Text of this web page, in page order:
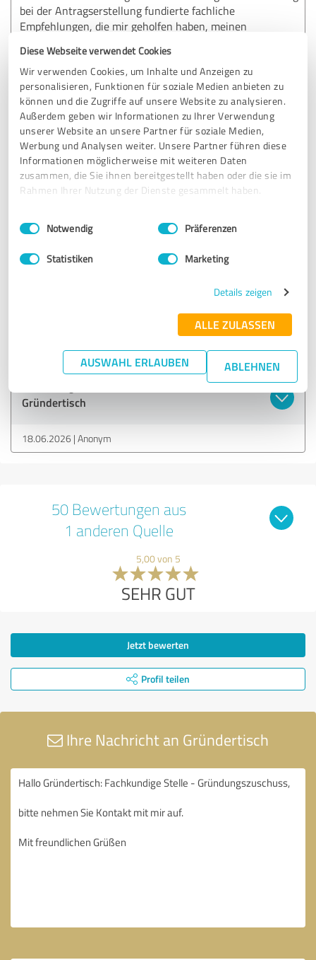
Diese Webseite verwendet Cookies
Wir verwenden Cookies, um Inhalte und Anzeigen zu
personalisieren, Funktionen für soziale Medien anbieten zu
können und die Zugriffe auf unsere Website zu analysieren.
Außerdem geben wir Informationen zu Ihrer Verwendung
unserer Website an unsere Partner für soziale Medien,
Werbung und Analysen weiter. Unsere Partner führen diese
Informationen möglicherweise mit weiteren Daten
zusammen, die Sie ihnen bereitgestellt haben oder die sie im
Rahmen Ihrer Nutzung der Dienste gesammelt haben.
Impressum Datenschutzbestimmungen
Einwilligungsauswahl
Notwendig Präferenzen
Statistiken Marketing
Details zeigen
ALLE ZULASSEN
AUSWAHL ERLAUBEN ABLEHNEN
bei der Antragserstellung fundierte fachliche
Empfehlungen, die mir geholfen haben, meinen
lösungsorientierter Ansprechpartner, der auch in
stressigen Momenten zuverlässig war
Ich kann die Zusammenarbeit uneingeschränkt
weiterempfehlen und würde mich jederzeit wieder an
dieses Expertenteam wenden. Vielen Dank für die wertvolle
Unterstützung!
Erfahrungsbericht & Bewertung zu:
Empfehlung
Gründertisch
18.06.2026 Anonym
50 Bewertungen aus
1 anderen Quelle
5,00 von 5
SEHR GUT
Jetzt bewerten
Profil teilen
Ihre Nachricht an Gründertisch